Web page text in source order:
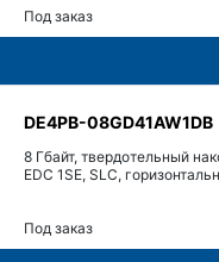
Под заказ
DE4PB-08GD41AW1DB
8 Гбайт, твердотельный
EDC 1SE, SLC,
Под заказ